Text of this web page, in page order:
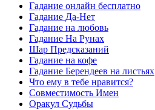
Гадание онлайн бесплатно
Гадание Да-Нет
Гадание на любовь
Гадание На Рунах
Шар Предсказаний
Гадание на кофе
Гадание Берендеев на листьях
Что ему в тебе нравится?
Совместимость Имен
Оракул Судьбы